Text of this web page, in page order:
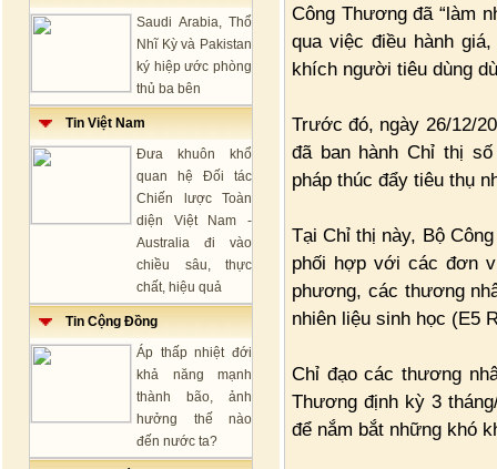
Saudi Arabia, Thổ
Nhĩ Kỳ và Pakistan
ký hiệp ước phòng
thủ ba bên
Tin Việt Nam
Đưa khuôn khổ
quan hệ Đối tác
Chiến lược Toàn
diện Việt Nam -
Australia đi vào
chiều sâu, thực
chất, hiệu quả
Tin Cộng Đồng
Áp thấp nhiệt đới
khả năng mạnh
thành bão, ảnh
hưởng thế nào
đến nước ta?
Công Thương đã “làm
qua việc điều hành
khích người tiêu dùng
Trước đó, ngày 26/12/
đã ban hành Chỉ thị
pháp thúc đẩy tiêu thụ
Tại Chỉ thị này, Bộ
phối hợp với các đơn
phương, các thương
nhiên liệu sinh học (E5
Chỉ đạo các thương
Thương định kỳ 3
để nắm bắt những khó